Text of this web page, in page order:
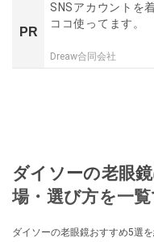
PR
SNSアカウントを
ココ使ってます。
Dreaw合同会社
ダイソーの老眼
場・選び方を一
ダイソーの老眼鏡おすすめ5選